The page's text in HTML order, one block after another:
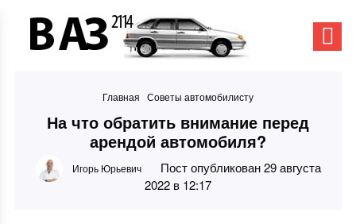
Главная Советы автомобилисту
На что обратить внимание перед
арендой автомобиля?
Игорь Юрьевич
Пост опубликован 29 августа
2022 в 12:17